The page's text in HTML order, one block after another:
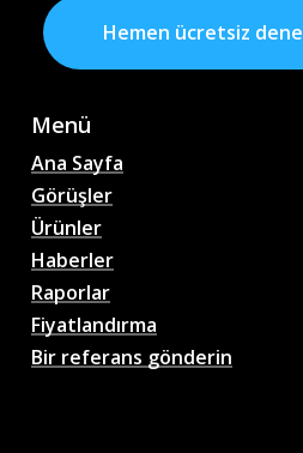
Hemen ücretsiz dene
Menü
Ana Sayfa
Görüşler
Ürünler
Haberler
Raporlar
Fiyatlandırma
Bir referans gönderin